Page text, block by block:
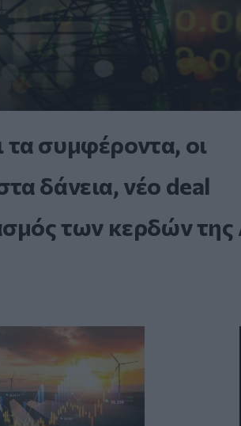
συμφέροντα, οι
δάνεια, νέο deal
των κερδών